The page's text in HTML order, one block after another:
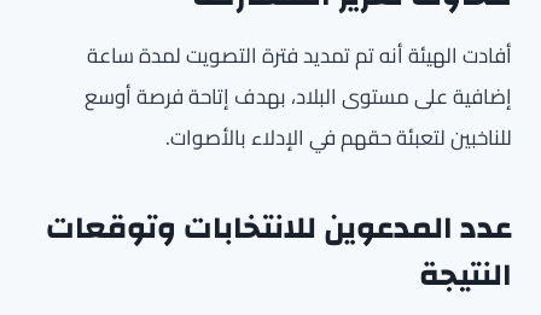
أفادت الهيئة أنه تم تمديد فترة التصويت لمدة ساعة
إضافية على مستوى البلاد، بهدف إتاحة فرصة أوسع
للناخبين لتعبئة حقهم في الإدلاء بالأصوات.
عدد المدعوين للانتخابات وتوقعات
النتيجة